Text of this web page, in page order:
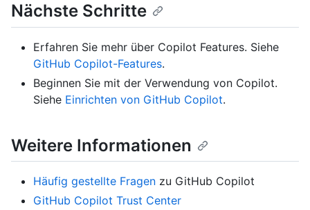
Nächste Schritte
Erfahren Sie mehr über Copilot Features. Siehe
GitHub Copilot-Features.
Beginnen Sie mit der Verwendung von Copilot.
Siehe Einrichten von GitHub Copilot.
Weitere Informationen
Häufig gestellte Fragen zu GitHub Copilot
GitHub Copilot Trust Center